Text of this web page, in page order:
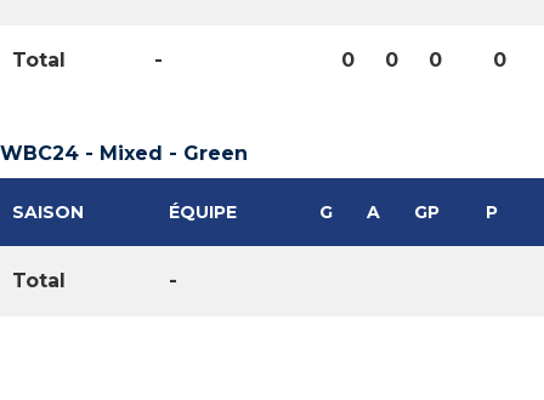
Total - 0 0 0 0
WBC24 - Mixed - Green
SAISON ÉQUIPE G A GP P
Total -